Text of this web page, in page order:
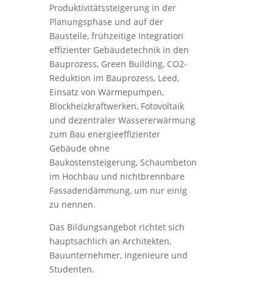
Produktivitätssteigerung in der
Planungsphase und auf der
Baustelle, frühzeitige Integration
effizienter Gebäudetechnik in den
Bauprozess, Green Building, CO2-
Reduktion im Bauprozess, Leed,
Einsatz von Wärmepumpen,
Blockheizkraftwerken, Fotovoltaik
und dezentraler Wassererwärmung
zum Bau energieeffizienter
Gebäude ohne
Baukostensteigerung, Schaumbeton
im Hochbau und nichtbrennbare
Fassadendämmung, um nur einig
zu nennen.
Das Bildungsangebot richtet sich
hauptsächlich an Architekten,
Bauunternehmer, Ingenieure und
Studenten.